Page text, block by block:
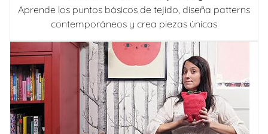
Aprende los puntos básicos de tejido, diseña patterns
contemporáneos y crea piezas únicas